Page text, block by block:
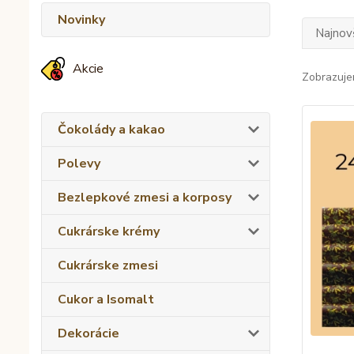
Novinky
Akcie
Čokolády a kakao
Polevy
Bezlepkové zmesi a korposy
Cukrárske krémy
Cukrárske zmesi
Cukor a Isomalt
Dekorácie